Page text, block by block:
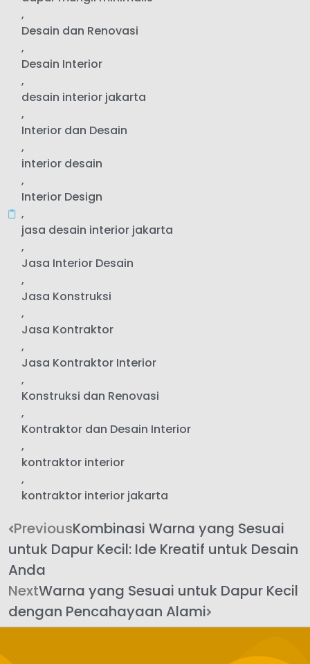
,
Desain dan Renovasi
,
Desain Interior
,
desain interior jakarta
,
Interior dan Desain
,
interior desain
,
Interior Design
,
jasa desain interior jakarta
,
Jasa Interior Desain
,
Jasa Konstruksi
,
Jasa Kontraktor
,
Jasa Kontraktor Interior
,
Konstruksi dan Renovasi
,
Kontraktor dan Desain Interior
,
kontraktor interior
,
kontraktor interior jakarta
PreviousKombinasi Warna yang Sesuai
untuk Dapur Kecil: Ide Kreatif untuk Desain
Anda
NextWarna yang Sesuai untuk Dapur Kecil
dengan Pencahayaan Alami